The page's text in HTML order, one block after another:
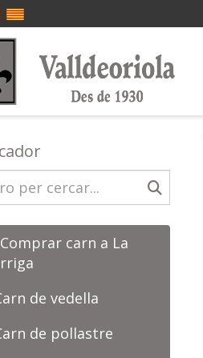
Comprar carn a La
de vedella
de pollastre